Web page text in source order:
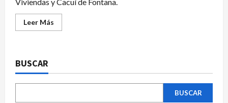
Leer Más
BUSCAR
BUSCAR